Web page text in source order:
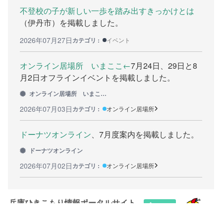
カウンセリング機関
働く前に
ボランティアしたい方への情報
就職の相談や情報
学びたい方へ
研修や講座
全寮制の県立フリースクール
不登校の子が新しい一歩を踏み出すきっかけとは
（伊丹市）を掲載しました。
2026年07月27日カテゴリ : イベント
オンライン居場所 いまここ←7月24日、29日と8
月2日オフラインイベントを掲載しました。
オンライン居場所 いまここ←
2026年07月03日カテゴリ : オンライン居場所
ドーナツオンライン 、7月度案内を掲載しました。
ドーナツオンライン
2026年07月02日カテゴリ : オンライン居場所
兵庫ひきこもり情報ポータルサイト